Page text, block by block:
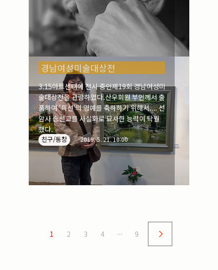
경남여성미술대상전
3.15아트센터에 전시 중인제19회 경남여성미
술대상전을 관람하였다.산우회원 부인께서 출
품하여 '특선'의 영예를 축하하기 위해서.... 선
암사 승선교를 사실화로 묘사한 능력이 탁월
했다.
친구/동창 2019. 5. 21. 10:00
1 2 3 4 ··· 9